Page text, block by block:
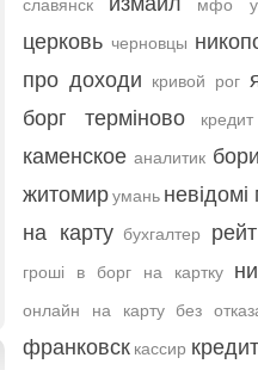
славянск
мфо
церковь черновцы
про доходи
кривой рог
борг терміново
каменское аналитик
житомирумань
на карту бухгалтер
гроші в борг на картку
онлайн на карту без
франковск кассир